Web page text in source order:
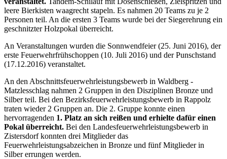
leere Bierkisten waagrecht stapeln. Es nahmen 20 Teams zu je 2
Personen teil. An die ersten 3 Teams wurde bei der Siegerehrung ein
geschnitzter Holzpokal überreicht.
An Veranstaltungen wurden die Sonnwendfeier (25. Juni 2016), der
erste Feuerwehrfrühschoppen (10. Juli 2016) und der Punschstand
(17.12.2016) veranstaltet.
An den Abschnittsfeuerwehrleistungsbewerb in Waldberg -
Matzlesschlag nahmen 2 Gruppen in den Disziplinen Bronze und
Silber teil. Bei den Bezirksfeuerwehrleistungsbewerb in Rappolz
traten wieder 2 Gruppen an. Die 2. Gruppe konnte einen
hervorragenden 1. Platz an sich reißen und erhielte dafür einen
Pokal überreicht. Bei den Landesfeuerwehrleistungsbewerb in
Zistersdorf konnten drei Mitglieder das
Feuerwehrleistungsabzeichen in Bronze und fünf Mitglieder in
Silber errungen werden.